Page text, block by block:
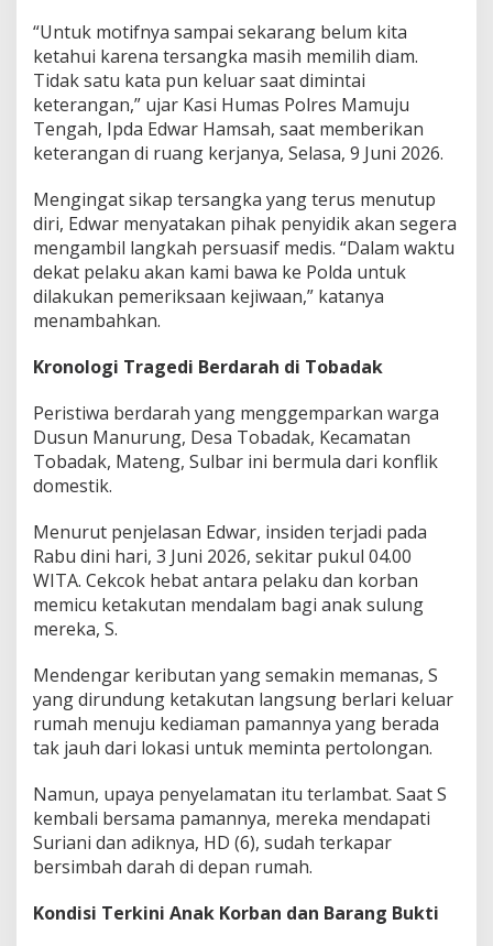
j
u
T
e
n
g
a
y
a
n
g
T
e
B
n
g
k
a
“Untuk motifnya sampai sekarang belum kita
ketahui karena tersangka masih memilih diam.
Tidak satu kata pun keluar saat dimintai
keterangan,” ujar Kasi Humas Polres Mamuju
Tengah, Ipda Edwar Hamsah, saat memberikan
keterangan di ruang kerjanya, Selasa, 9 Juni 2026.
Mengingat sikap tersangka yang terus menutup
diri, Edwar menyatakan pihak penyidik akan segera
mengambil langkah persuasif medis. “Dalam waktu
dekat pelaku akan kami bawa ke Polda untuk
dilakukan pemeriksaan kejiwaan,” katanya
menambahkan.
Kronologi Tragedi Berdarah di Tobadak
Peristiwa berdarah yang menggemparkan warga
Dusun Manurung, Desa Tobadak, Kecamatan
Tobadak, Mateng, Sulbar ini bermula dari konflik
domestik.
Menurut penjelasan Edwar, insiden terjadi pada
Rabu dini hari, 3 Juni 2026, sekitar pukul 04.00
WITA. Cekcok hebat antara pelaku dan korban
memicu ketakutan mendalam bagi anak sulung
mereka, S.
Mendengar keributan yang semakin memanas, S
yang dirundung ketakutan langsung berlari keluar
rumah menuju kediaman pamannya yang berada
tak jauh dari lokasi untuk meminta pertolongan.
Namun, upaya penyelamatan itu terlambat. Saat S
kembali bersama pamannya, mereka mendapati
Suriani dan adiknya, HD (6), sudah terkapar
bersimbah darah di depan rumah.
Kondisi Terkini Anak Korban dan Barang Bukti